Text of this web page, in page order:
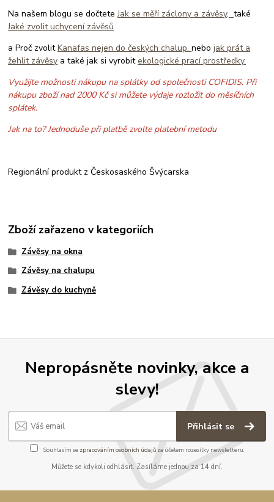
Na našem blogu se dočteteJak se měří záclony a závěsy,také
Jaké zvolit uchycení závěsů
a Proč zvolitKanafas nejen do českých chalup.nebojak prát a
žehlit závěsy a také jak si vyrobitekologické prací prostředky.
Využijte možnosti nákupu na splátky od společnosti COFIDIS. Při
nákupu zboží nad 2000 Kč si můžete výdaje rozložit do měsíčních
splátek.
Jak na to? Jednoduše při platbě zvolte platební metodu
Regionální produkt z Českosaského Švýcarska
Zboží zařazeno v kategoriích
Závěsy na okna
Závěsy na chalupu
Závěsy do kuchyně
Nepropásněte novinky, akce a
slevy!
Přihlásit se
Souhlasím se zpracováním osobních údajůza účelem rozesílky newsletteru.
Můžete se kdykoli odhlásit. Zasíláme jednou za 14 dní.